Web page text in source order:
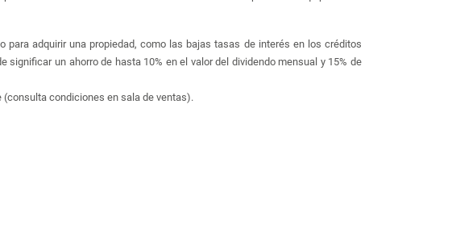
adquirir una propiedad, como las bajas tasas de interés en los créditos
un ahorro de hasta 10% en el valor del dividendo mensual y 15% de
(consulta condiciones en sala de ventas).